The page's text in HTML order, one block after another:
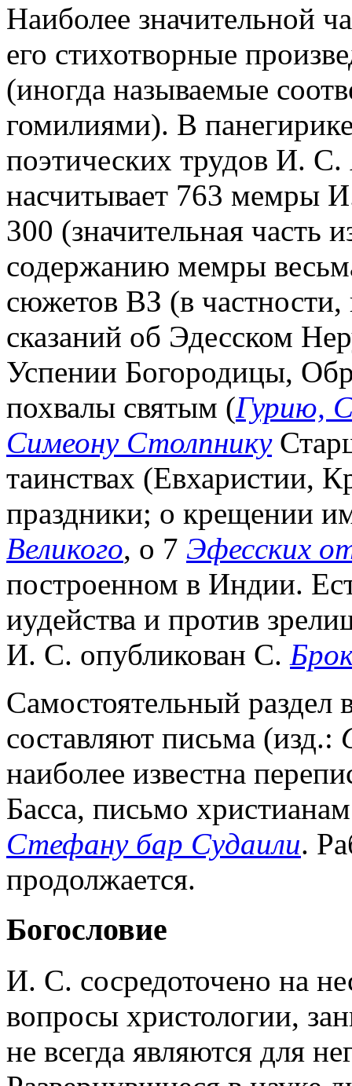
Наиболее значительной
его стихотворные
(иногда называемые
гомилиями). В
поэтических трудов И.
насчитывает 763 мемры
300 (значительная часть
содержанию мемры
сюжетов ВЗ (в
сказаний об Эдесском
Успении Богородицы,
похвалы святым (Гурию,
Симеону Столпнику
таинствах (Евхаристии,
праздники; о крещении
Великого, о 7 Эфесских
построенном в Индии.
иудейства и против
И. С. опубликован С.
Самостоятельный раздел
составляют письма (изд.:
наиболее известна
Басса, письмо
Стефану бар Судаили.
продолжается.
Богословие
И. С. сосредоточено на
вопросы христологии,
не всегда являются для